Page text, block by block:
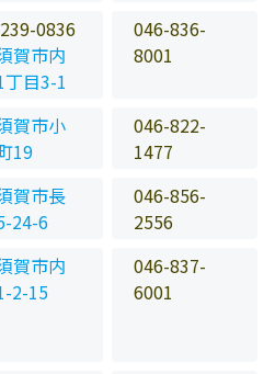
0836
賀市内
丁目3-1
046-836-
8001
賀市小
19
046-822-
1477
賀市長
24-6
046-856-
2556
賀市内
2-15
046-837-
6001